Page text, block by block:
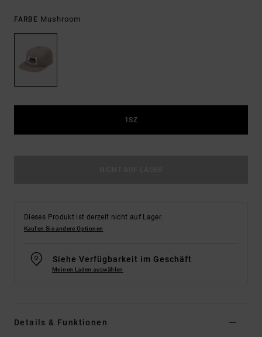
FARBE Mushroom
1SZ
Dieses Produkt ist derzeit nicht auf Lager.
Kaufen Sie andere Optionen
Siehe Verfügbarkeit im Geschäft
Meinen Laden auswählen
Details & Funktionen